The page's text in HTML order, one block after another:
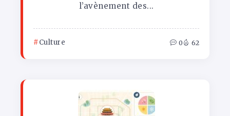
l’avènement des...
Culture 0 62